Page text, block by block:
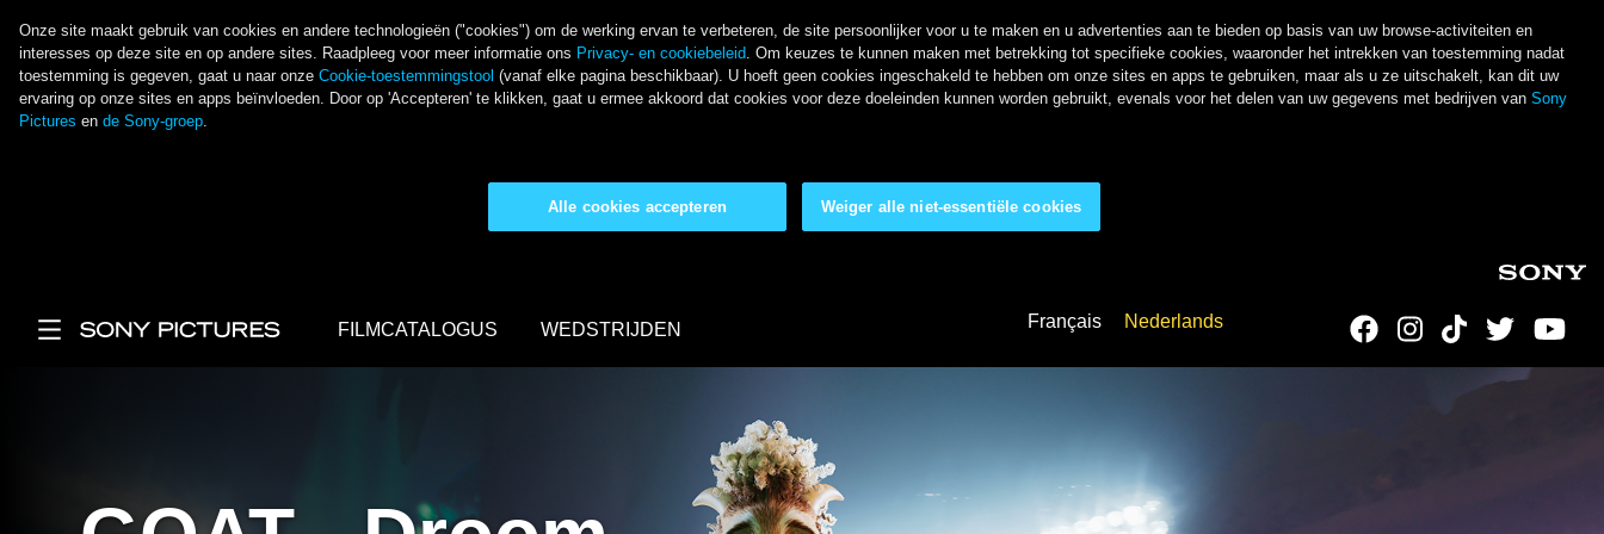
Onze site maakt gebruik van cookies en andere technologieën ("cookies") om de werking ervan te verbeteren, de site persoonlijker voor u te maken en u advertenties aan te bieden op basis van uw browse-activiteiten en
interesses op deze site en op andere sites. Raadpleeg voor meer informatie ons Privacy- en cookiebeleid. Om keuzes te kunnen maken met betrekking tot specifieke cookies, waaronder het intrekken van toestemming nadat
toestemming is gegeven, gaat u naar onze Cookie-toestemmingstool (vanaf elke pagina beschikbaar). U hoeft geen cookies ingeschakeld te hebben om onze sites en apps te gebruiken, maar als u ze uitschakelt, kan dit uw
ervaring op onze sites en apps beïnvloeden. Door op 'Accepteren' te klikken, gaat u ermee akkoord dat cookies voor deze doeleinden kunnen worden gebruikt, evenals voor het delen van uw gegevens met bedrijven van Sony
Pictures en de Sony-groep.
Weiger alle niet-essentiële cookies
Alle cookies accepteren
FILMCATALOGUS WEDSTRIJDEN Français Nederlands Social Links